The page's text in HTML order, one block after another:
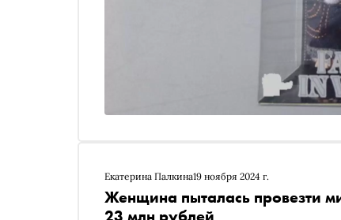
Екатерина Палкина19 ноября 2024 г.
Женщина пыталась провезти